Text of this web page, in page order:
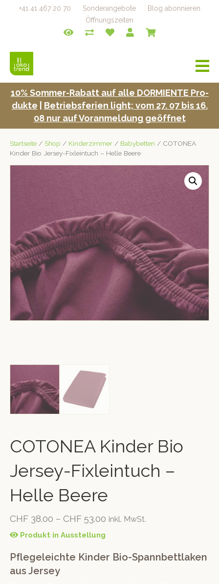
+41 41 467 20 70 Sonderangebote
Blog abonnieren
Öffnungszeiten
a
v
i
10% Som­mer-Rabatt auf alle DORMIENTE Pro­
duk­te
Betrieb­s­fe­rien light; vom 27. 07 bis 16.
08 nur auf Voran­mel­dung geöffnet
Startseite / Shop / Kinderzimmer / Babybetten / COTONEA
Kinder Bio Jersey-Fixleintuch – Helle Beere
COTONEA Kinder Bio
Jersey-Fixleintuch –
Helle Beere
CHF 38.00 – CHF 53.00 inkl. MwSt.
Produkt in Ausstellung
Pflegeleichte Kinder Bio-Spannbettlaken
aus Jersey